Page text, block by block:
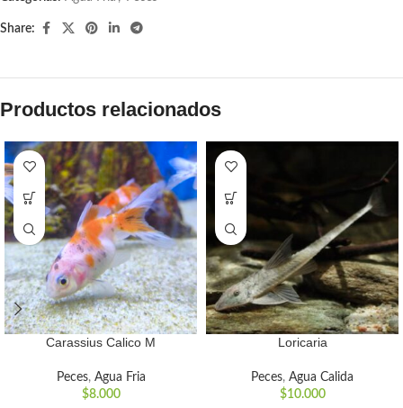
Share:
Productos relacionados
Carassius Calico M
Peces, Agua Fria
$8.000
Loricaria
Peces, Agua Calida
$10.000